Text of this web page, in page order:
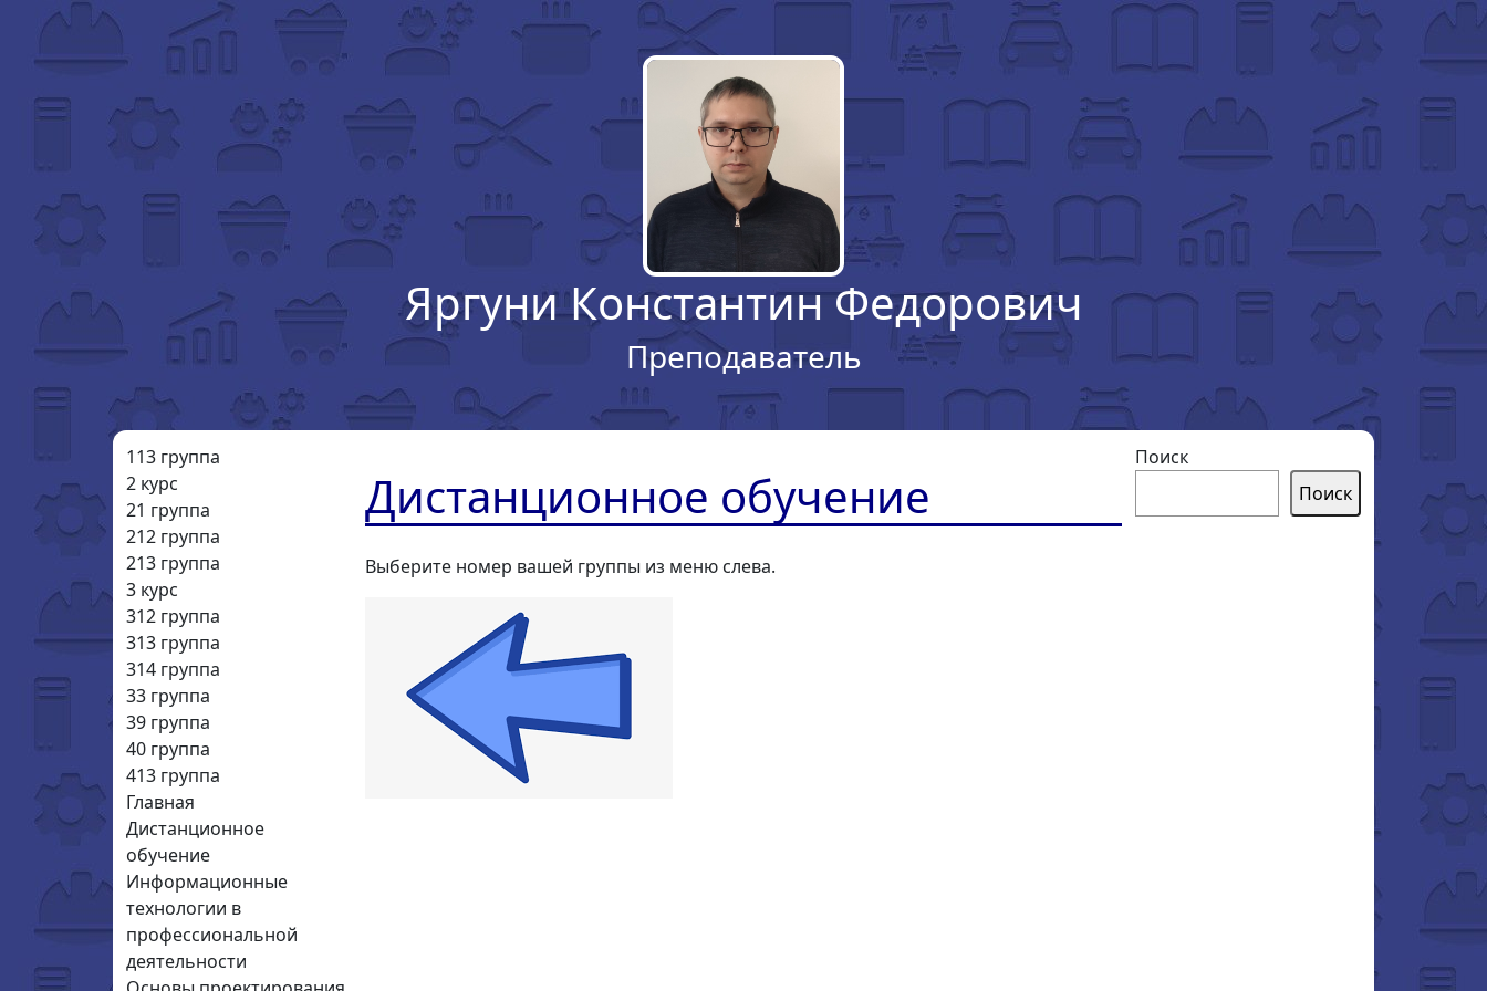
Яргуни Константин Федорович
Преподаватель
113 группа
2 курс
21 группа
212 группа
213 группа
3 курс
312 группа
313 группа
314 группа
33 группа
39 группа
40 группа
413 группа
Главная
Дистанционное
обучение
Информационные
технологии в
профессиональной
деятельности
Дистанционное обучение
Выберите номер вашей группы из меню слева.
Поиск
Поиск